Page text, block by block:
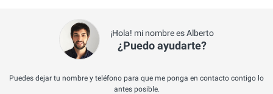
¡Hola! mi nombre es Alberto
¿Puedo ayudarte?
Puedes dejar tu nombre y teléfono para que me ponga en contacto contigo lo
antes posible.